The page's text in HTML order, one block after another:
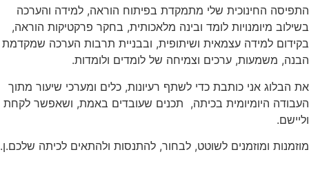
התפיסה החינוכית שלי מתמקדת בפיתוח הוראה, למידה והערכה
בשילוב מיומנויות לומד ובינה מלאכותית, בחקר פרקטיקות הוראה,
בקידום למידה עצמאית ושיתופית, ובבניית תרבות הערכה שמקדמת
הבנה, משמעות, ערכים וצמיחה של לומדים ולומדות.
את הבלוג אני כותבת כדי לשתף רעיונות, כלים ומערכי שיעור מתוך
העבודה היומיומית בכיתה, תכנים שעובדים באמת, ושאפשר לקחת
וליישם.
מוזמנות ומוזמנים לשוטט, לבחור, להתנסות ולהתאים לכיתה שלכם.ן.